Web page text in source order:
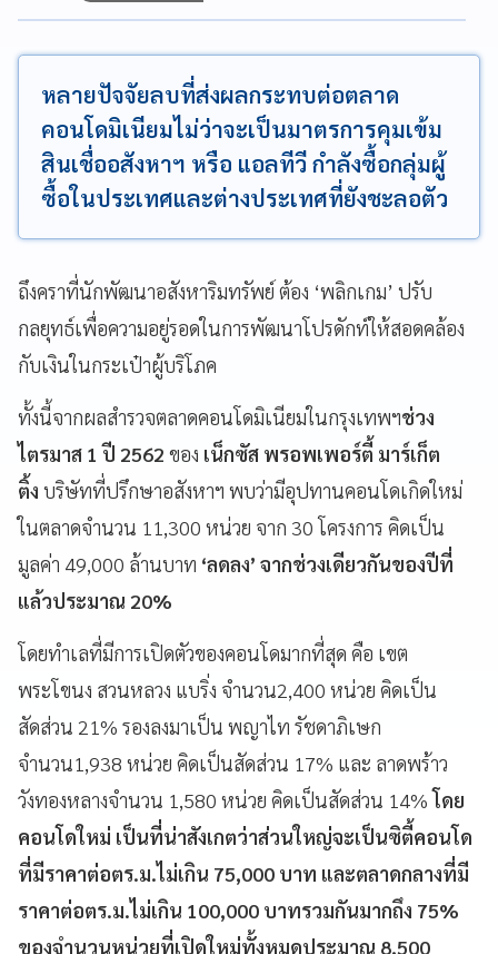
หลายปัจจัยลบที่ส่งผลกระทบต่อตลาด
คอนโดมิเนียมไม่ว่าจะเป็นมาตรการคุมเข้ม
สินเชื่ออสังหาฯ หรือ แอลทีวี กำลังซื้อกลุ่มผู้
ซื้อในประเทศและต่างประเทศที่ยังชะลอตัว
ถึงคราที่นักพัฒนาอสังหาริมทรัพย์ ต้อง ‘พลิกเกม’ ปรับ
กลยุทธ์เพื่อความอยู่รอดในการพัฒนาโปรดักท์ให้สอดคล้อง
กับเงินในกระเป๋าผู้บริโภค
ทั้งนี้จากผลสำรวจตลาดคอนโดมิเนียมในกรุงเทพฯช่วง
ไตรมาส 1ปี 2562 ของ เน็กซัส พรอพเพอร์ตี้ มาร์เก็ต
ติ้ง บริษัทที่ปรึกษาอสังหาฯ พบว่ามีอุปทานคอนโดเกิดใหม่
ในตลาดจำนวน 11,300 หน่วย จาก 30 โครงการ คิดเป็น
มูลค่า 49,000 ล้านบาท ‘ลดลง’ จากช่วงเดียวกันของปีที่
แล้วประมาณ 20%
โดยทำเลที่มีการเปิดตัวของคอนโดมากที่สุด คือ เขต
พระโขนง สวนหลวง แบริ่ง จำนวน2,400 หน่วย คิดเป็น
สัดส่วน 21% รองลงมาเป็น พญาไท รัชดาภิเษก
จำนวน1,938 หน่วย คิดเป็นสัดส่วน 17% และ ลาดพร้าว
วังทองหลางจำนวน 1,580 หน่วย คิดเป็นสัดส่วน 14%โดย
คอนโดใหม่ เป็นที่น่าสังเกตว่าส่วนใหญ่จะเป็นซิตี้คอนโด
ที่มีราคาต่อตร.ม.ไม่เกิน 75,000 บาท และตลาดกลางที่มี
ราคาต่อตร.ม.ไม่เกิน 100,000 บาทรวมกันมากถึง 75%
ของจำนวนหน่วยที่เปิดใหม่ทั้งหมดประมาณ 8,500